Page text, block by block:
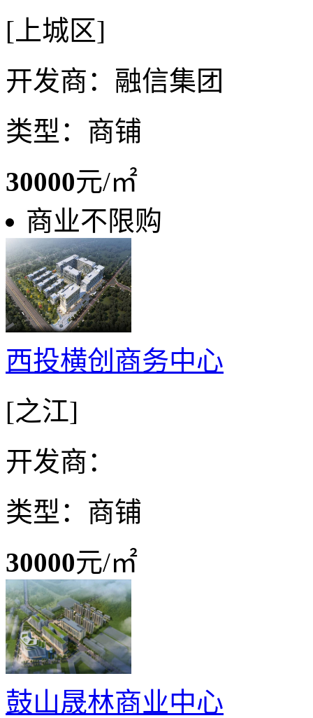
[上城区]
开发商：融信集团
类型：商铺
30000元/㎡
商业不限购
西投横创商务中心
[之江]
开发商：
类型：商铺
30000元/㎡
鼓山晟林商业中心